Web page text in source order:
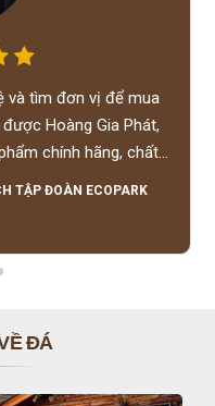
và tìm đơn vị để mua
Hoàng Gia Phát,
chính hãng, chất
trợ tận tình.
TẬP ĐOÀN ECOPARK
ĐÁ